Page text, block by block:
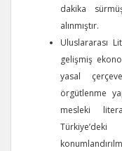
dakika
alınmıştır.
Uluslararası
gelişmiş
yasal
örgütlenme
mesleki